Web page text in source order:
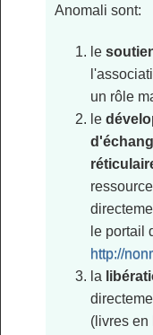
Anomali sont:
le
un rôle
le
le portail
http://
la
(livres en